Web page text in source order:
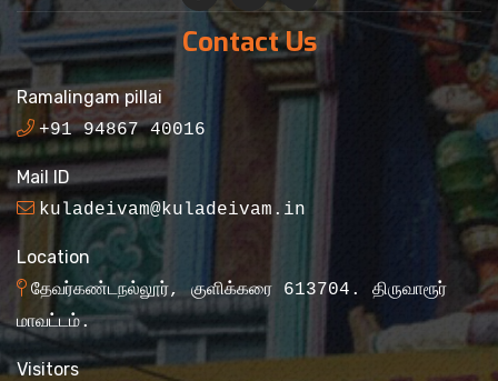
Contact Us
Ramalingam pillai
+91 94867 40016
Mail ID
kuladeivam@kuladeivam.in
Location
தேவர்கண்டநல்லூர், குளிக்கரை 613704. திருவாரூர்
மாவட்டம்.
Visitors